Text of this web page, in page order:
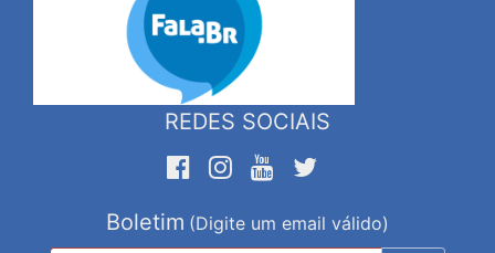
REDES SOCIAIS
Boletim (Digite um email válido)